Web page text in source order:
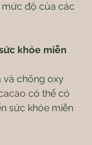
độ của các
khỏe miễn
và chống oxy
có thể có
sức khỏe miễn